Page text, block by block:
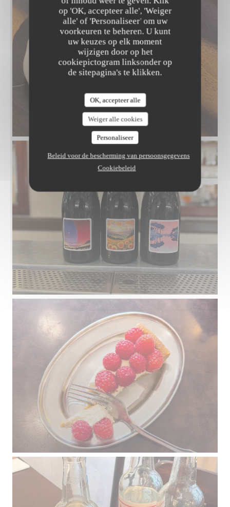
op 'OK, accepteer alle', 'Weiger
alle' of 'Personaliseer' om uw
voorkeuren te beheren. U kunt
uw keuzes op elk moment
wijzigen door op het
cookiepictogram linksonder op
de sitepagina's te klikken.
OK, accepteer alle
Weiger alle cookies
Personaliseer
Beleid voor de bescherming van persoonsgegevens
Cookiebeleid